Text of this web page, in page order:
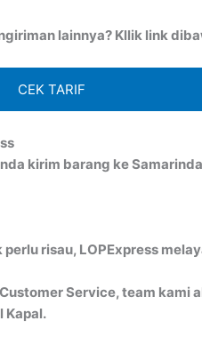
lainnya? Kllik link
CEK TARIF
kirim barang ke
risau, LOPExpress
Service, team kami
Kapal.